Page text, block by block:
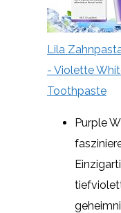
Lila
- Violette
Toothpaste
Purple